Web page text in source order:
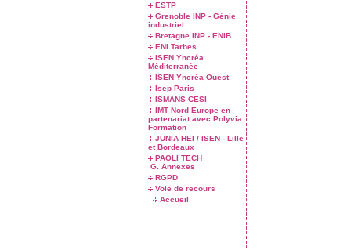
ESTP
Grenoble INP - Génie
industriel
Bretagne INP - ENIB
ENI Tarbes
ISEN Yncréa
Méditerranée
ISEN Yncréa Ouest
Isep Paris
ISMANS CESI
IMT Nord Europe en
partenariat avec Polyvia
Formation
JUNIA HEI / ISEN - Lille
et Bordeaux
PAOLI TECH
G. Annexes
RGPD
Voie de recours
Accueil